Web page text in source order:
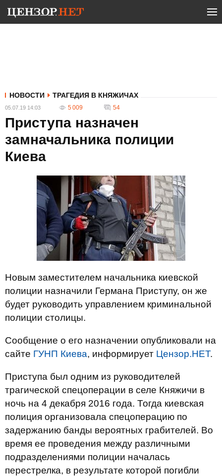
НОВОСТИ ТРАГЕДИЯ В КНЯЖИЧАХ
05.07.19 14:03 5 009 54
Приступа назначен
замначальника полиции
Киева
Новым заместителем начальника киевской
полиции назначили Германа Приступу, он же
будет руководить управлением криминальной
полиции столицы.
Сообщение о его назначении опубликовали на
сайте ГУНП Киева, информирует Цензор.НЕТ.
Приступа был одним из руководителей
трагической спецоперации в селе Княжичи в
ночь на 4 декабря 2016 года. Тогда киевская
полиция организовала спецоперацию по
задержанию банды вероятных грабителей. Во
время ее проведения между различными
подразделениями полиции началась
перестрелка, в результате которой погибли